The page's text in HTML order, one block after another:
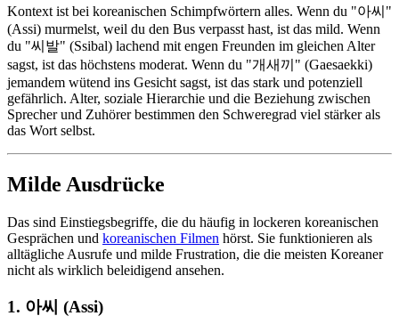
Kontext ist bei koreanischen Schimpfwörtern alles. Wenn du "아씨"
(Assi) murmelst, weil du den Bus verpasst hast, ist das mild. Wenn
du "씨발" (Ssibal) lachend mit engen Freunden im gleichen Alter
sagst, ist das höchstens moderat. Wenn du "개새끼" (Gaesaekki)
jemandem wütend ins Gesicht sagst, ist das stark und potenziell
gefährlich. Alter, soziale Hierarchie und die Beziehung zwischen
Sprecher und Zuhörer bestimmen den Schweregrad viel stärker als
das Wort selbst.
Milde Ausdrücke
Das sind Einstiegsbegriffe, die du häufig in lockeren koreanischen
Gesprächen und koreanischen Filmen hörst. Sie funktionieren als
alltägliche Ausrufe und milde Frustration, die die meisten Koreaner
nicht als wirklich beleidigend ansehen.
1. 아씨 (Assi)